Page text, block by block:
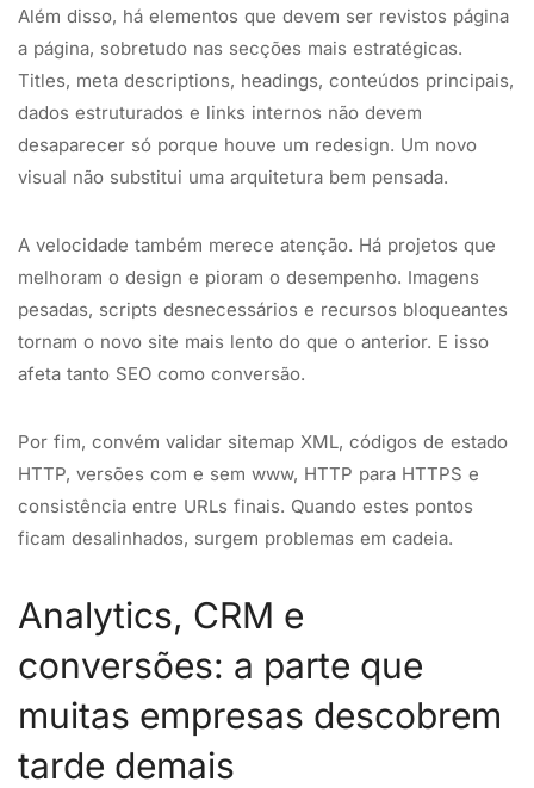
Além disso, há elementos que devem ser revistos página
a página, sobretudo nas secções mais estratégicas.
Titles, meta descriptions, headings, conteúdos principais,
dados estruturados e links internos não devem
desaparecer só porque houve um redesign. Um novo
visual não substitui uma arquitetura bem pensada.
A velocidade também merece atenção. Há projetos que
melhoram o design e pioram o desempenho. Imagens
pesadas, scripts desnecessários e recursos bloqueantes
tornam o novo site mais lento do que o anterior. E isso
afeta tanto SEO como conversão.
Por fim, convém validar sitemap XML, códigos de estado
HTTP, versões com e sem www, HTTP para HTTPS e
consistência entre URLs finais. Quando estes pontos
ficam desalinhados, surgem problemas em cadeia.
Analytics, CRM e
conversões: a parte que
muitas empresas descobrem
tarde demais